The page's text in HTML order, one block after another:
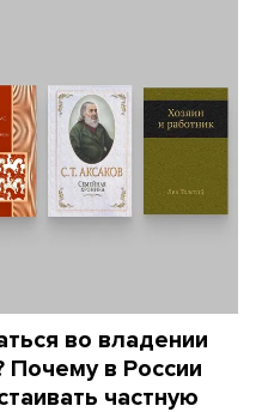
во владении
Почему в России
частную